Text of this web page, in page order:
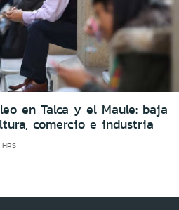
en Talca y el Maule: baja
comercio e industria